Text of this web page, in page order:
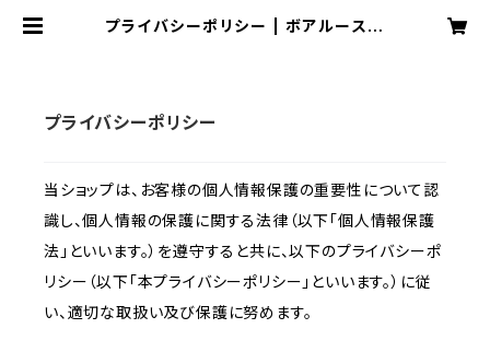
プライバシーポリシー | ボアルース長
プライバシーポリシー
当ショップは、お客様の個人情報保護の重要性について認
識し、個人情報の保護に関する法律（以下「個人情報保護
法」といいます。）を遵守すると共に、以下のプライバシーポ
リシー（以下「本プライバシーポリシー」といいます。）に従
い、適切な取扱い及び保護に努めます。